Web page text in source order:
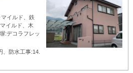
イルド、鉄
イルド、木
:デコラフレッ
、防水工事:14.